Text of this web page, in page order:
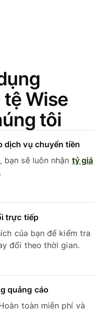
Wise
tôi
dịch vụ chuyển tiền
bạn sẽ luôn nhận tỷ giá
trực tiếp
của bạn để kiểm tra
đổi theo thời gian.
quảng cáo
toàn miễn phí và